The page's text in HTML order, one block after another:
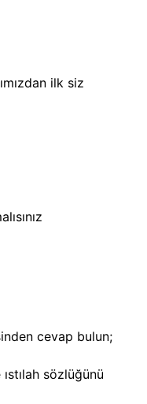
ilk siz
cevap bulun;
sözlüğünü